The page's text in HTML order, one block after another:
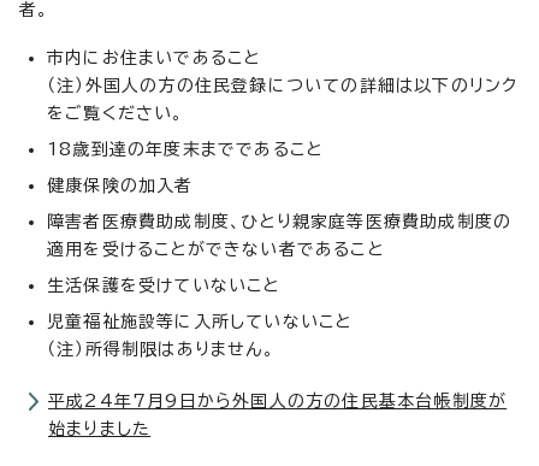
者。
市内にお住まいであること
（注）外国人の方の住民登録についての詳細は以下のリンク
をご覧ください。
18歳到達の年度末までであること
健康保険の加入者
障害者医療費助成制度、ひとり親家庭等医療費助成制度の
適用を受けることができない者であること
生活保護を受けていないこと
児童福祉施設等に入所していないこと
（注）所得制限はありません。
平成24年7月9日から外国人の方の住民基本台帳制度が
始まりました